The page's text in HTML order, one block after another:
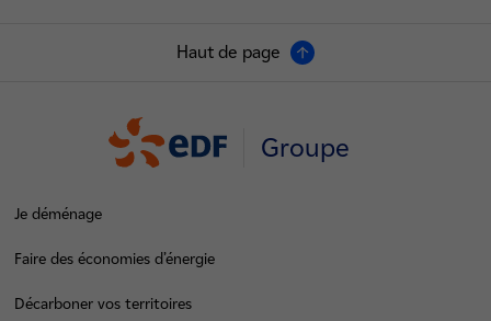
Haut de page
Groupe
Je déménage
Faire des économies d’énergie
Décarboner vos territoires